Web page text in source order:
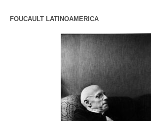
FOUCAULT LATINOAMERICA